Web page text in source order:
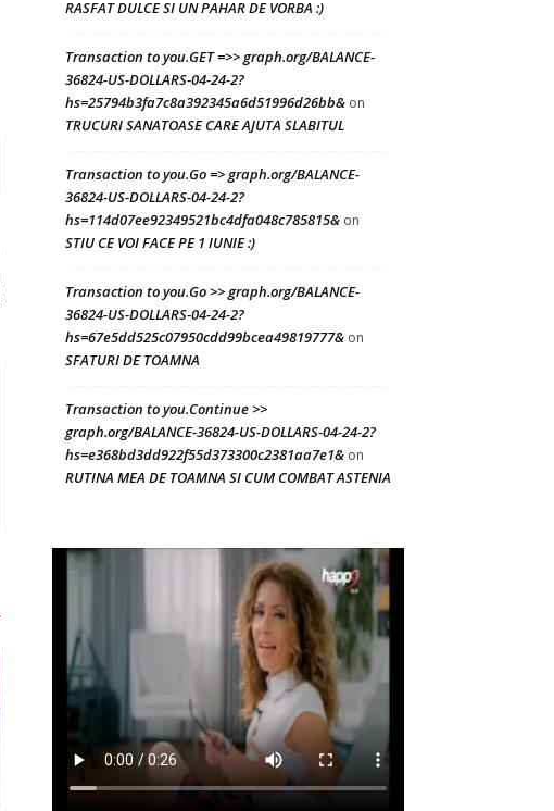
RASFAT DULCE SI UN PAHAR DE VORBA :)
Transaction to you.GET =>> graph.org/BALANCE-
36824-US-DOLLARS-04-24-2?
hs=25794b3fa7c8a392345a6d51996d26bb& on
TRUCURI SANATOASE CARE AJUTA SLABITUL
Transaction to you.Go => graph.org/BALANCE-
36824-US-DOLLARS-04-24-2?
hs=114d07ee92349521bc4dfa048c785815& on
STIU CE VOI FACE PE 1 IUNIE :)
Transaction to you.Go >> graph.org/BALANCE-
36824-US-DOLLARS-04-24-2?
hs=67e5dd525c07950cdd99bcea49819777& on
SFATURI DE TOAMNA
Transaction to you.Continue >>
graph.org/BALANCE-36824-US-DOLLARS-04-24-2?
hs=e368bd3dd922f55d373300c2381aa7e1& on
RUTINA MEA DE TOAMNA SI CUM COMBAT ASTENIA